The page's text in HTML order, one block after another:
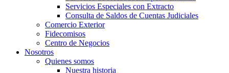
Servicios Especiales con Extracto
Consulta de Saldos de Cuentas Judiciales
Comercio Exterior
Fidecomisos
Centro de Negocios
Nosotros
Quienes somos
Nuestra historia